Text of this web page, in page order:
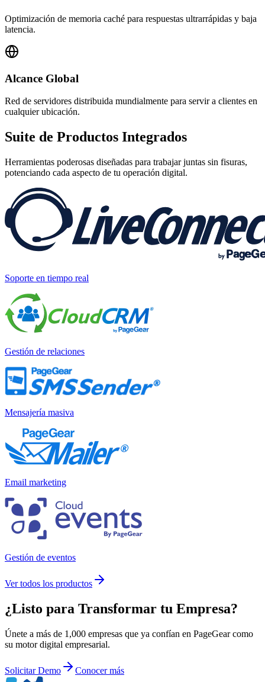
Optimización de memoria caché para respuestas ultrarrápidas y baja
latencia.
Alcance Global
Red de servidores distribuida mundialmente para servir a clientes en
cualquier ubicación.
Suite de Productos Integrados
Herramientas poderosas diseñadas para trabajar juntas sin fisuras,
potenciando cada aspecto de tu operación digital.
Soporte en tiempo real
Gestión de relaciones
Mensajería masiva
Email marketing
Gestión de eventos
Ver todos los productos
¿Listo para Transformar tu Empresa?
Únete a más de 1,000 empresas que ya confían en PageGear como
su motor digital empresarial.
Solicitar Demo Conocer más